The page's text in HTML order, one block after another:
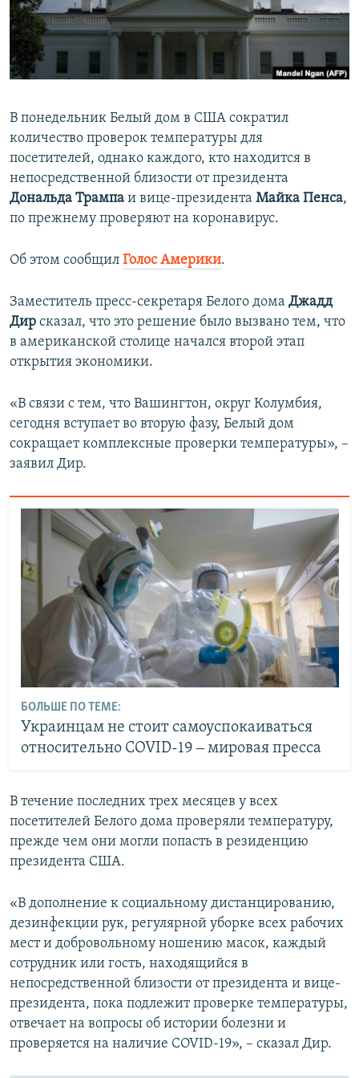
ПОБЕДИТЕЛЕЙ НЕ СУДЯТ?
КРЫМ.НЕПОКОРЕННЫЙ
ELIFBE
ПРИСОЕДИНЯЙТЕСЬ!
Все сайты RFE/RL
В понедельник Белый дом в США сократил
количество проверок температуры для
посетителей, однако каждого, кто находится в
непосредственной близости от президента
Дональда Трампа и вице-президента Майка Пенса,
по прежнему проверяют на коронавирус.
Об этом сообщил Голос Америки.
Заместитель пресс-секретаря Белого дома Джадд
Дир сказал, что это решение было вызвано тем, что
в американской столице начался второй этап
открытия экономики.
«В связи с тем, что Вашингтон, округ Колумбия,
сегодня вступает во вторую фазу, Белый дом
сокращает комплексные проверки температуры», –
заявил Дир.
БОЛЬШЕ ПО ТЕМЕ:
Украинцам не стоит самоуспокаиваться
относительно COVID-19 ‒ мировая пресса
В течение последних трех месяцев у всех
посетителей Белого дома проверяли температуру,
прежде чем они могли попасть в резиденцию
президента США.
«В дополнение к социальному дистанцированию,
дезинфекции рук, регулярной уборке всех рабочих
мест и добровольному ношению масок, каждый
сотрудник или гость, находящийся в
непосредственной близости от президента и вице-
президента, пока подлежит проверке температуры,
отвечает на вопросы об истории болезни и
проверяется на наличие COVID-19», – сказал Дир.